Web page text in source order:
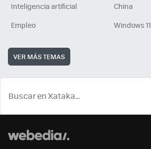
Inteligencia artificial
China
Empleo
Windows 11
VER MÁS TEMAS